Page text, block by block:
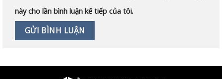
này cho lần bình luận kế tiếp của tôi.